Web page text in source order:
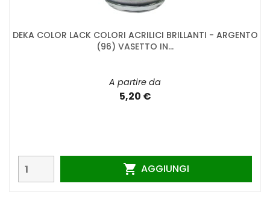
DEKA COLOR LACK COLORI ACRILICI BRILLANTI - ARGENTO
(96) VASETTO IN...
A partire da
5,20 €
 AGGIUNGI